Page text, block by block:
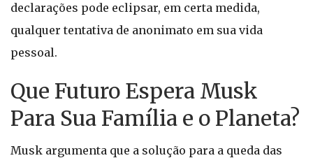
declarações pode eclipsar, em certa medida,
qualquer tentativa de anonimato em sua vida
pessoal.
Que Futuro Espera Musk
Para Sua Família e o Planeta?
Musk argumenta que a solução para a queda das